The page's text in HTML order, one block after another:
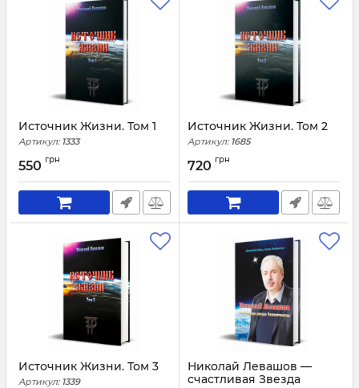
Источник Жизни. Том 1
Артикул: 1333
550 грн
Источник Жизни. Том 2
Артикул: 1685
720 грн
Источник Жизни. Том 3
Артикул: 1339
Николай Левашов —
счастливая Звезда